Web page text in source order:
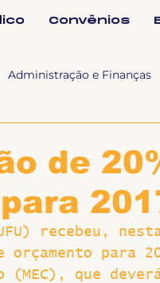
Convênios
Administração e Finanças
Sindicais Mundo
Antirracismo
de
recebeu,
para
(MEC), que